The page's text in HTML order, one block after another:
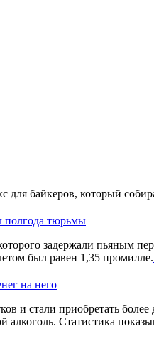
байкеров, который
полгода тюрьмы
задержали пьяным
был равен 1,35 промилле.
на него
и стали приобретать
Статистика